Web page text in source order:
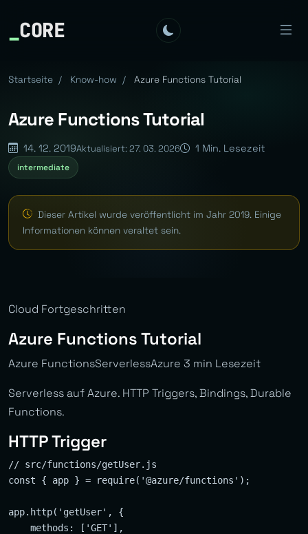
_CORE
Startseite / Know-how / Azure Functions Tutorial
Azure Functions Tutorial
14. 12. 2019Aktualisiert: 27. 03. 2026 1 Min. Lesezeit
intermediate
Dieser Artikel wurde veröffentlicht im Jahr 2019. Einige
Informationen können veraltet sein.
Cloud Fortgeschritten
Azure Functions Tutorial
Azure FunctionsServerlessAzure 3 min Lesezeit
Serverless auf Azure. HTTP Triggers, Bindings, Durable
Functions.
HTTP Trigger
// src/functions/getUser.js
const { app } = require('@azure/functions');
app.http('getUser', {
    methods: ['GET'],